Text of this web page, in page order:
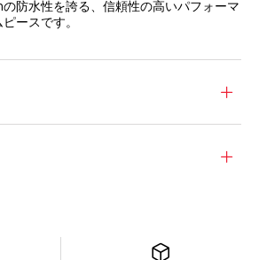
防水性を誇る、信頼性の高いパフォーマ
ースです。